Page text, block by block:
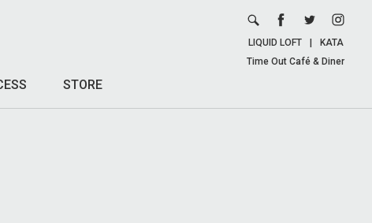
STORE
LIQUID LOFT
KATA
Time Out Café & Diner